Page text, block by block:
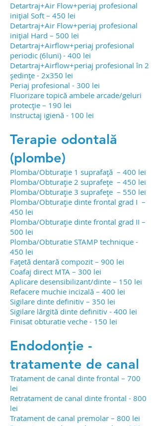
Detartraj+Air Flow+periaj profesional
inițial Soft – 450 lei
Detartraj+Air Flow+periaj profesional
inițial Hard – 500 lei
Detartraj+Airflow+periaj profesional
periodic (6luni) - 400 lei
Detartraj+Airflow+periaj profesional în 2
ședințe - 2x350 lei
Periaj profesional - 300 lei
Fluorizare topică ambele arcade/geluri
protecție – 190 lei
Instructaj igienă - 100 lei
Terapie odontală
(plombe)
Plomba/Obturație 1 suprafață – 400 lei
Plomba/Obturație 2 suprafețe – 450 lei
Plomba/Obturație 3 suprafețe – 550 lei
Plomba/Obturație dinte frontal grad I –
450 lei
Plomba/Obturație dinte frontal grad II –
500 lei
Plomba/Obturatie STAMP technique -
450 lei
Fațetă dentară compozit – 900 lei
Coafaj direct MTA – 300 lei
Aplicare desensibilizant/dinte – 150 lei
Refacere muchie incizală – 400 lei
Sigilare dinte definitiv – 350 lei
Sigilare lărgită dinte definitiv - 400 lei
Finisat obturatie veche - 150 lei
Endodonție -
tratamente de canal
Tratament de canal dinte frontal – 700
lei
Retratament de canal dinte frontal - 800
lei
Tratament de canal premolar – 800 lei